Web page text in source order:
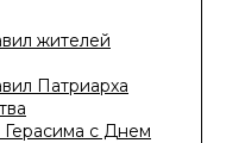
жителей
Патриарха
с Днем